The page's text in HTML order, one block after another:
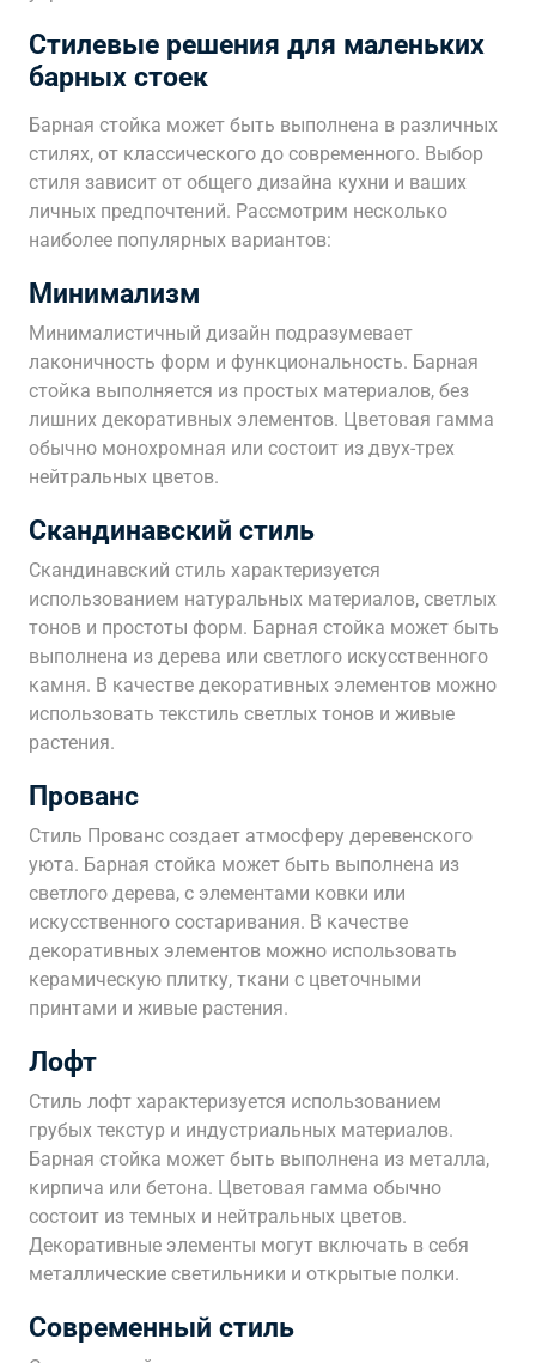
Стилевые решения для маленьких
барных стоек
Барная стойка может быть выполнена в различных
стилях, от классического до современного. Выбор
стиля зависит от общего дизайна кухни и ваших
личных предпочтений. Рассмотрим несколько
наиболее популярных вариантов:
Минимализм
Минималистичный дизайн подразумевает
лаконичность форм и функциональность. Барная
стойка выполняется из простых материалов, без
лишних декоративных элементов. Цветовая гамма
обычно монохромная или состоит из двух-трех
нейтральных цветов.
Скандинавский стиль
Скандинавский стиль характеризуется
использованием натуральных материалов, светлых
тонов и простоты форм. Барная стойка может быть
выполнена из дерева или светлого искусственного
камня. В качестве декоративных элементов можно
использовать текстиль светлых тонов и живые
растения.
Прованс
Стиль Прованс создает атмосферу деревенского
уюта. Барная стойка может быть выполнена из
светлого дерева, с элементами ковки или
искусственного состаривания. В качестве
декоративных элементов можно использовать
керамическую плитку, ткани с цветочными
принтами и живые растения.
Лофт
Стиль лофт характеризуется использованием
грубых текстур и индустриальных материалов.
Барная стойка может быть выполнена из металла,
кирпича или бетона. Цветовая гамма обычно
состоит из темных и нейтральных цветов.
Декоративные элементы могут включать в себя
металлические светильники и открытые полки.
Современный стиль